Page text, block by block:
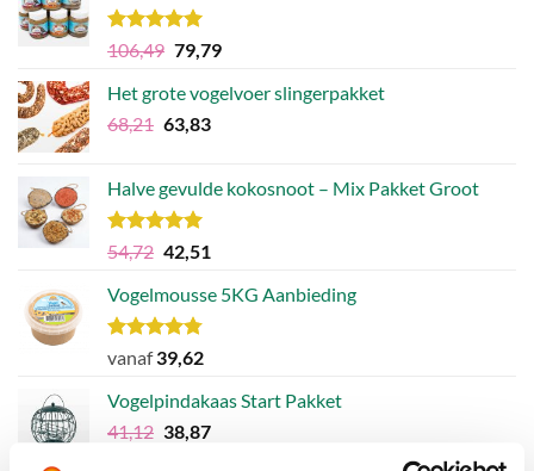
Waardering
uit 5
106,49 Oorspronkelijke
was:
€106,49.
79,79Huidige
is:
Het grote vogelvoer slingerpakket
68,21 Oorspronkelijke
€68,21.
63,83Huidige
€63,83.
Halve gevulde kokosnoot – Mix Pakket Groot
Waardering
5.00
uit 5
54,72 Oorspronkelijke
was:
€54,72.
42,51
is:
Vogelmousse 5KG Aanbieding
Waardering
uit 5
vanaf39,62
Vogelpindakaas Start Pakket
41,12 Oorspronkelijke
38,87Huidige